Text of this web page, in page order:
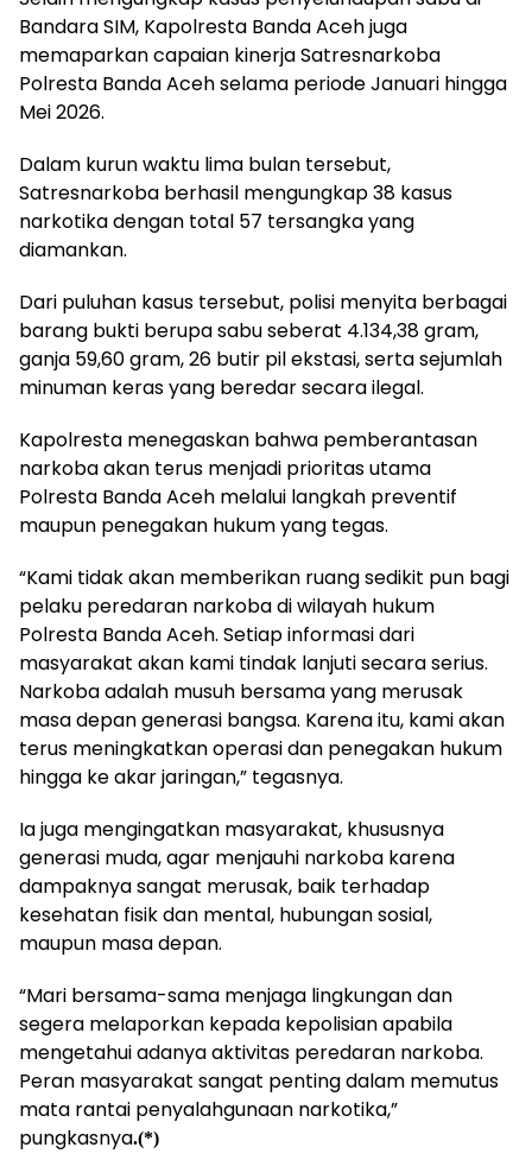
Bandara SIM, Kapolresta Banda Aceh juga
memaparkan capaian kinerja Satresnarkoba
Polresta Banda Aceh selama periode Januari hingga
Mei 2026.
Dalam kurun waktu lima bulan tersebut,
Satresnarkoba berhasil mengungkap 38 kasus
narkotika dengan total 57 tersangka yang
diamankan.
Dari puluhan kasus tersebut, polisi menyita berbagai
barang bukti berupa sabu seberat 4.134,38 gram,
ganja 59,60 gram, 26 butir pil ekstasi, serta sejumlah
minuman keras yang beredar secara ilegal.
Kapolresta menegaskan bahwa pemberantasan
narkoba akan terus menjadi prioritas utama
Polresta Banda Aceh melalui langkah preventif
maupun penegakan hukum yang tegas.
“Kami tidak akan memberikan ruang sedikit pun bagi
pelaku peredaran narkoba di wilayah hukum
Polresta Banda Aceh. Setiap informasi dari
masyarakat akan kami tindak lanjuti secara serius.
Narkoba adalah musuh bersama yang merusak
masa depan generasi bangsa. Karena itu, kami akan
terus meningkatkan operasi dan penegakan hukum
hingga ke akar jaringan,” tegasnya.
Ia juga mengingatkan masyarakat, khususnya
generasi muda, agar menjauhi narkoba karena
dampaknya sangat merusak, baik terhadap
kesehatan fisik dan mental, hubungan sosial,
maupun masa depan.
“Mari bersama-sama menjaga lingkungan dan
segera melaporkan kepada kepolisian apabila
mengetahui adanya aktivitas peredaran narkoba.
Peran masyarakat sangat penting dalam memutus
mata rantai penyalahgunaan narkotika,”
pungkasnya.(*)